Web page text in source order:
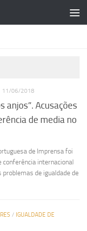
11/06/2018
anjos”. Acusações
de media no
de Imprensa foi
internacional
de igualdade de
/ IGUALDADE DE